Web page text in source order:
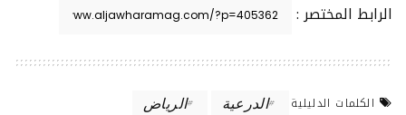
الرابط المختصر :
الكلمات الدليلية الدرعية
الرياض